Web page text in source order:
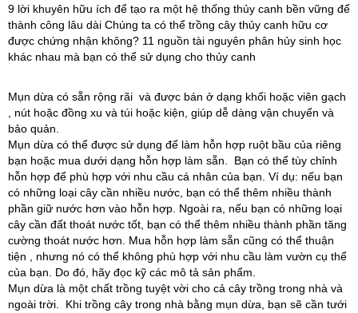
9 lời khuyên hữu ích để tạo ra một hệ thống thủy canh bền vững để
thành công lâu dài Chúng ta có thể trồng cây thủy canh hữu cơ
được chứng nhận không? 11 nguồn tài nguyên phân hủy sinh học
khác nhau mà bạn có thể sử dụng cho thủy canh
Mụn dừa có sẵn rộng rãi và được bán ở dạng khối hoặc viên gạch
, nút hoặc đồng xu và túi hoặc kiện, giúp dễ dàng vận chuyển và
bảo quản.
Mụn dừa có thể được sử dụng để làm hỗn hợp ruột bầu của riêng
bạn hoặc mua dưới dạng hỗn hợp làm sẵn. Bạn có thể tùy chỉnh
hỗn hợp để phù hợp với nhu cầu cá nhân của bạn. Ví dụ: nếu bạn
có những loại cây cần nhiều nước, bạn có thể thêm nhiều thành
phần giữ nước hơn vào hỗn hợp. Ngoài ra, nếu bạn có những loại
cây cần đất thoát nước tốt, bạn có thể thêm nhiều thành phần tăng
cường thoát nước hơn. Mua hỗn hợp làm sẵn cũng có thể thuận
tiện , nhưng nó có thể không phù hợp với nhu cầu làm vườn cụ thể
của bạn. Do đó, hãy đọc kỹ các mô tả sản phẩm.
Mụn dừa là một chất trồng tuyệt vời cho cả cây trồng trong nhà và
ngoài trời. Khi trồng cây trong nhà bằng mụn dừa, bạn sẽ cần tưới